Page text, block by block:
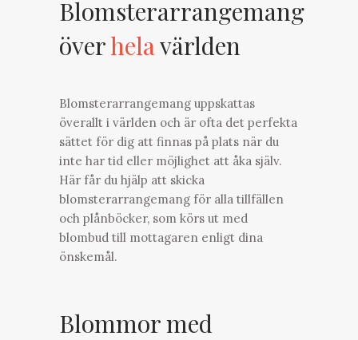
Blomsterarrangemang
överhelavärlden
Blomsterarrangemang uppskattas
överallt i världen och är ofta det perfekta
sättet för dig att finnas på plats när du
inte har tid eller möjlighet att åka själv.
Här får du hjälp att skicka
blomsterarrangemang för alla tillfällen
och plånböcker, som körs ut med
blombud till mottagaren enligt dina
önskemål.
Blommor med